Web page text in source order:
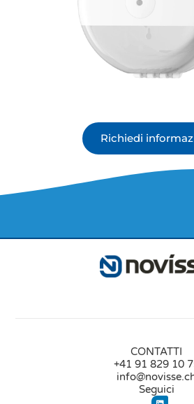
Richiedi
CONTATTI
+41 91 829 10
Seguici